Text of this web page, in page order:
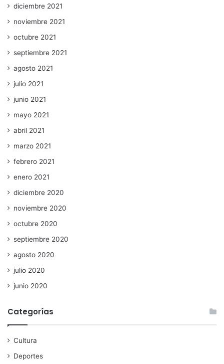
diciembre 2021
noviembre 2021
octubre 2021
septiembre 2021
agosto 2021
julio 2021
junio 2021
mayo 2021
abril 2021
marzo 2021
febrero 2021
enero 2021
diciembre 2020
noviembre 2020
octubre 2020
septiembre 2020
agosto 2020
julio 2020
junio 2020
Categorías
Cultura
Deportes